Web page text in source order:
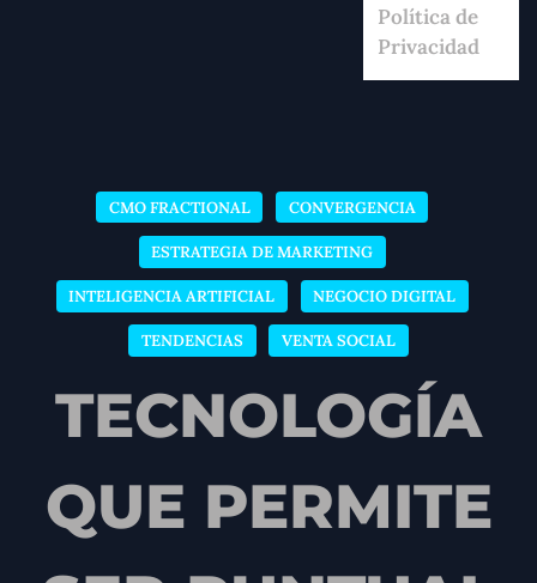
Política de
Privacidad
CMO FRACTIONAL CONVERGENCIA
ESTRATEGIA DE MARKETING
INTELIGENCIA ARTIFICIAL NEGOCIO DIGITAL
TENDENCIAS VENTA SOCIAL
TECNOLOGÍA
QUE PERMITE